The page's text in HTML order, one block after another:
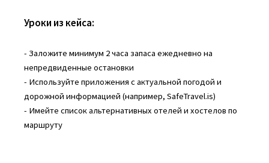
Уроки из кейса:
- Заложите минимум 2 часа запаса ежедневно на
непредвиденные остановки
- Используйте приложения с актуальной погодой и
дорожной информацией (например, SafeTravel.is)
- Имейте список альтернативных отелей и хостелов по
маршруту